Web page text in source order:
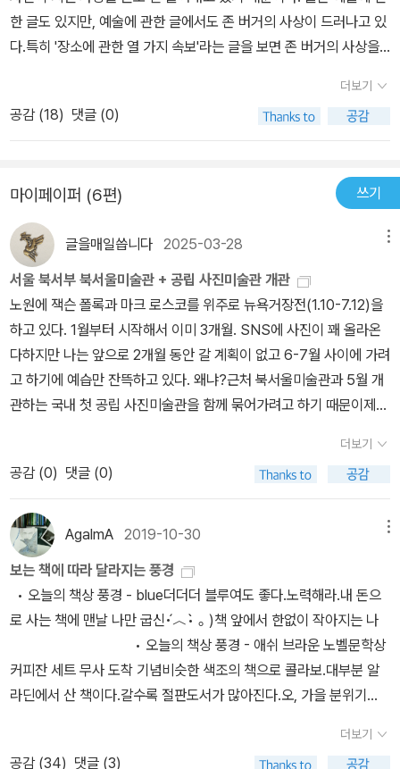
화된, 전 세계를 단일 유동 시장으로 만드는 ‘세계화’ 현상 속에서 존
버거는 우리의 지표를 세우고 장소에 이름을 붙이고 시를 읽을 것을
풍경을 다음과 같이 정의한다. “내가 찾은 지표는 감옥이었다. 그뿐이
었다. 이 행성을 통틀어, 우리는 모두 감옥에서 산다.” 그리고 여기에
반응하는 우리의 분노, 그러나 그 분노 때문에 끝내 패배하지 않는 우
시 상상하기, 다른 방식으로 보기로의 초대장 우리가 어떤 작품을 보
고 즐거움을 느끼는 이유는 그것이 우리에게 내재된 잠재력을 깨닫게
해 주기 때문이다. 이는 예술가가 세상을 보는 방식이 우리가 보는 방
식과 연결될 때 이루어진다. 그 연결이 가능하려면 어떻게 해야 할까.
존 버거는 시대에 따라 ‘예술작품의 특정한 의미가 바뀐다는 점을 기
억해야 한다’고 강조한다. 그렇지 않다면 어떤 작품도 그 시대를 넘어
살아남을 수 없기 때문이다. 그리고 우리 시대의 기준은 ‘이 작품이 인
간의 사회적 권리 요구에 도움이 되는가’라고 보았고(프로파간다로서
의 예술을 말하는 게 아니라), 그렇게 바라본 풍경을 평생 충실히 그
려 나갔다. 사람들이 예술을 제대로 판단할 수 있게 돕는 것이 자신의
의 한 시기를 발견했던 버거의 예리한 눈, 그리고 이러한 생각을 꾸준
히 끌고 갔던 글쓰기가 있었기에 지속 가능했다. 더 이상 한 곳에서 한
사람의 시각으로 본 모습을 고정하여 한 인간의 정체성을 구축할 수
없고, 어떤 이야기도 유일한 이야기처럼 얘기되는 일은 없다는 통찰
은 그의 여러 글에서 되풀이된다. 이는 그의 글들이 다시 상상하기, 다
른 방식으로 보기로의 초대장이라는 톰 오버턴의 말과도 연결된다.
그의 안내를 따라 우리는, 감상적 노스텔지어와 구별되는, 과거를 불
러내 다시 보고 현재화하는 노력을 계속해야 한다. 존 버거가 스스로
설명한 적은 없지만, 『풍경들』은 간략한 미술사 스케치나 『초상들』에
묘사하는 시기를 보아도 그렇다. 하지만 단순히 『초상들』의 배경이나
‘부산물’로 여겨질 책은 아니다. 오히려 역사적 시기마다 남긴 명백하
한 글도 있지만, 예술에 관한 글에서도 존 버거의 사상이 드러나고 있
다.특히 '장소에 관한 열 가지 속보'라는 글을 보면 존 버거의 사상을
다. 당신은 아직도 마르크스주의자요?' (291쪽)'그렇다. 나는 무엇보
다도 여전히 마르크스주의자이다.' (298쪽)참 오랜 만에 보는 말이
다. '마르크스주의자'라는 말. 한 때 우리나라에서 금기시 되었던 말.
시절도 있었는데, 그 말을 이렇게 당당하게 하는 사람이라니...소련이
해체되고, 공산주의는 이제 한물 간 사상이라고 생각하는데, 공산주
의와 마르크스주의를 같은 사상으로 보지 않고, 다른 의미로 파악하
면, 공산주의를 현실에 적용하려던 마르크스주의인데, 현실 적용에
실패했다고 해서, 이념의 기초가 되는 마르크스주의까지도 잘못되었
다고 할 수 없다는 생각을 그가 하고 있는지도 모른다.존 버거에 의하
면 마르크스주의는 약자에 기반한, 약자와 함께 하는 사상이기에, 그
는 그 주의를 끝까지 포기하지 못하고 있는지도 모른다. 그렇게, 그는
세상을 약자의 눈으로 본다. 약자들이 함께 살아갈 수 있는 세상을 만
다. 그러니 그는 마르크스주의자임을 포기할 수 없는 것인지도 모른
다.'마르크스주의' 마르크스조차도 자신은 마르크스주의자가 아니라
고 했다는 말이 있으니, 존 버거의 마르크스주의는 마르크스가 말한
교조적인 마르크즈주의가 아니라, 현실에서 약자들에게 도움이 되는
사상이라고 생각해야 한다.많은 글들이 실려 있는데, 읽다보면 약자
들에 대한 존 버거의 관심을 느낄 수 있게 된다. 세계화를 통한 금융자
본주의의 지배를 비판하면서, 우리가 잘 살기 위해서는 어떻게 해야
할지를 고민하는 글들도 많고.예술이 사회와 독립해서 홀로 존재할
수 없듯이, 예술가들도 사회와 관계없이 지낼 수 없듯이, 우리는 사회
속에서 살아가고 있으니, 사회를 바로보는 관점에 대해서 끊임없이
생각하고 돌이켜봐야 한다.아마도, 존 버거의 이 책은 그러한 눈을 지
더보기
공감 (18) 댓글 (0)
마이페이퍼 (6편) 쓰기
글을매일씁니다 2025-03-28
서울 북서부 북서울미술관 + 공립 사진미술관 개관
노원에 잭슨 폴록과 마크 로스코를 위주로 뉴욕거장전(1.10-7.12)을
하고 있다. 1월부터 시작해서 이미 3개월. SNS에 사진이 꽤 올라온
다하지만 나는 앞으로 2개월 동안 갈 계획이 없고 6-7월 사이에 가려
고 하기에 예습만 잔뜩하고 있다. 왜냐?근처 북서울미술관과 5월 개
관하는 국내 첫 공립 사진미술관을 함께 묶어가려고 하기 때문이제
생겼다북서울미술관1) 이건희컬렉션 10인 근현대회화전(4.30-7.2
0)2) 일본계 영국인 크리스찬 히다카전(6.5-)서울 사진미술관 5.29
개관1) 광채 시작의 순간(1929년 이후 1세대 사진작가 5인: 정해창
이형록 임석제 박영숙 조현두)2) 스토리지 스토리(미술관 건립과정
아카이브 6인: 원성원 서동신 정멜멜 오주영 정지현 주용성)십년 전
에는 사진에 관심이 없었다 Robin Kelsey와 John Berger를 읽고
예술로서 사진을 이해하게 됐다
더보기
공감 (0) 댓글 (0)
AgalmA 2019-10-30
보는 책에 따라 달라지는 풍경
• 오늘의 책상 풍경 - blue더더더 블루여도 좋다.노력해라.내 돈으
로 사는 책에 맨날 나만 굽신•́︿•̀ ｡ )책 앞에서 한없이 작아지는 나
커피잔 세트 무사 도착 기념비슷한 색조의 책으로 콜라보.대부분 알
라딘에서 산 책이다.갈수록 절판도서가 많아진다.오, 가을 분위기🍂
읽어야 할 책은파스칼 키냐르 『세상의 모든 아침』(2013, 문학과 지
더보기
공감 (34) 댓글 (3)